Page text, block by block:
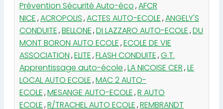
Prévention Sécurité Auto-éco,AFCR
NICE,ACROPOLIS,ACTES AUTO-ECOLE,ANGELY'S
CONDUITE,BELLONE,DI LAZZARO AUTO-ECOLE,DU
MONT BORON AUTO ECOLE,ECOLE DE VIE
ASSOCIATION,ELITE,FLASH CONDUITE,G.T.
Apprentissage auto-école,LA NICOISE CER,LE
LOCAL AUTO ECOLE,MAC 2 AUTO-
ECOLE,MESANGE AUTO-ECOLE,R AUTO
ECOLE,R/TRACHEL AUTO ECOLE,REMBRANDT